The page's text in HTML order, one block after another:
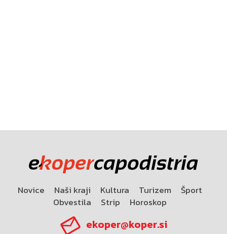
Novice Naši kraji Kultura Turizem
Šport
Obvestila
Strip Horoskop
ekoper@koper.si